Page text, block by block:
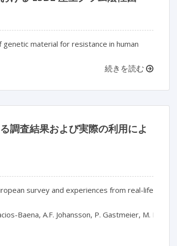
material for resistance in human
続きを読む
調査結果および実際の利用によ
survey and experiences from real-life
Baena, A.F. Johansson, P. Gastmeier, M.